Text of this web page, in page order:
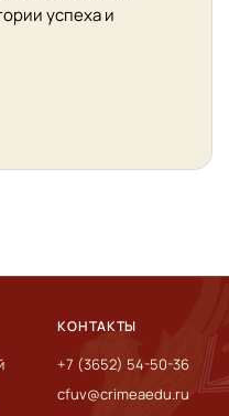
успеха и
КОНТАКТЫ
+7 (3652) 54-50-36
cfuv@crimeaedu.ru